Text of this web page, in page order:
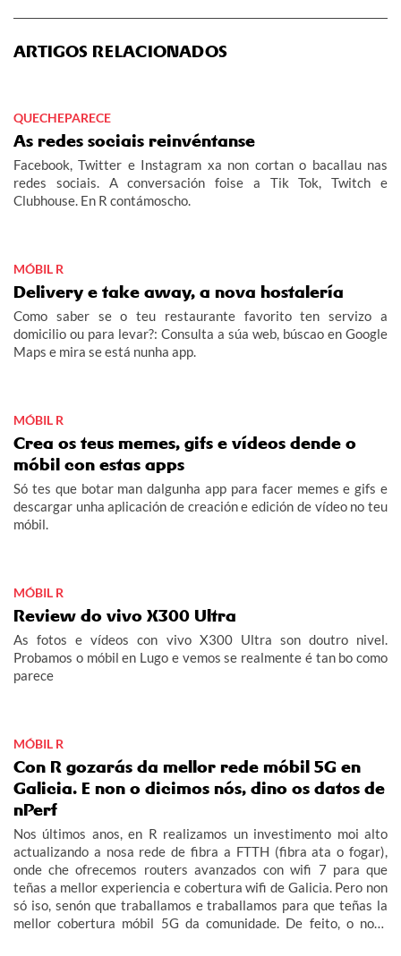
ARTIGOS RELACIONADOS
QUECHEPARECE
As redes sociais reinvéntanse
Facebook, Twitter e Instagram xa non cortan o bacallau nas
redes sociais. A conversación foise a Tik Tok, Twitch e
Clubhouse. En R contámoscho.
MÓBIL R
Delivery e take away, a nova hostalería
Como saber se o teu restaurante favorito ten servizo a
domicilio ou para levar?: Consulta a súa web, búscao en Google
Maps e mira se está nunha app.
MÓBIL R
Crea os teus memes, gifs e vídeos dende o
móbil con estas apps
Só tes que botar man dalgunha app para facer memes e gifs e
descargar unha aplicación de creación e edición de vídeo no teu
móbil.
MÓBIL R
Review do vivo X300 Ultra
As fotos e vídeos con vivo X300 Ultra son doutro nivel.
Probamos o móbil en Lugo e vemos se realmente é tan bo como
parece
MÓBIL R
Con R gozarás da mellor rede móbil 5G en
Galicia. E non o dicimos nós, dino os datos de
nPerf
Nos últimos anos, en R realizamos un investimento moi alto
actualizando a nosa rede de fibra a FTTH (fibra ata o fogar),
onde che ofrecemos routers avanzados con wifi 7 para que
teñas a mellor experiencia e cobertura wifi de Galicia. Pero non
só iso, senón que traballamos e traballamos para que teñas la
mellor cobertura móbil 5G da comunidade. De feito, o noso